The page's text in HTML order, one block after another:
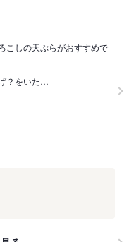
こしの天ぷらがおすすめで
？をいた…